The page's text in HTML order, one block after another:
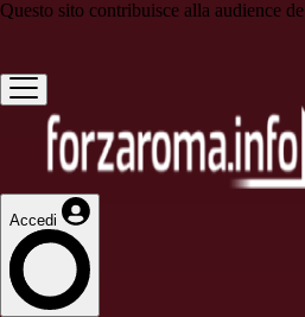
Questo sito contribuisce alla audience de
Accedi